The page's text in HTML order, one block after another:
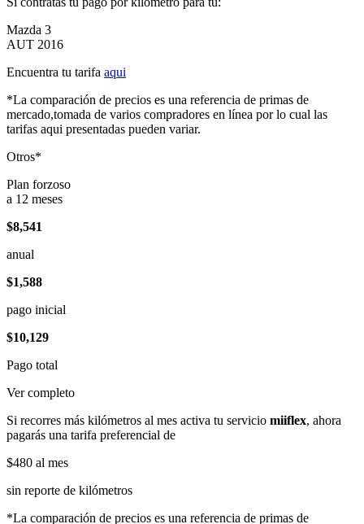
Mazda 3
AUT 2016
Encuentra tu tarifa aqui
*La comparación de precios es una referencia de primas de
mercado,tomada de varios compradores en línea por lo cual las
tarifas aqui presentadas pueden variar.
Otros*
Plan forzoso
a 12 meses
$8,541
anual
$1,588
pago inicial
$10,129
Pago total
Ver completo
Si recorres más kilómetros al mes activa tu servicio miiflex, ahora
pagarás una tarifa preferencial de
$480 al mes
sin reporte de kilómetros
*La comparación de precios es una referencia de primas de